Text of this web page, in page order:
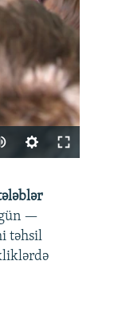
360p
480p
720p
—
təhsil